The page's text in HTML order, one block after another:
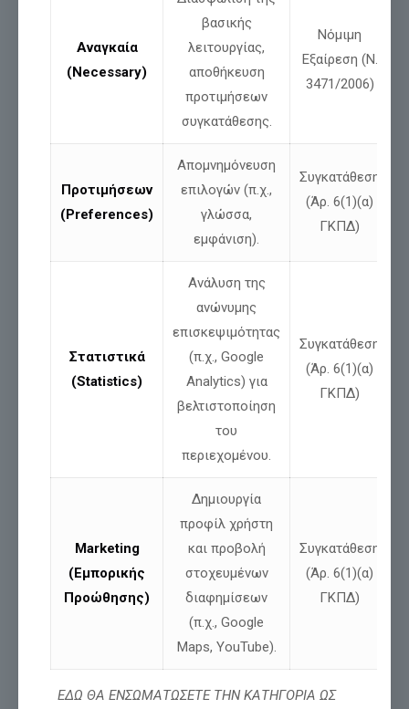
Κίνδυνοι & Προκλήσεις του Ψηφιακού Μετασχηματισμού
Καστοριά — Κυριακή 2/11
Ι. Μονή Αγ. Παρασκευής Βασιλιάδας — Θεία Λειτουργία
16:30 Passenger Café – Συνάντηση Ομιλία: Προσωπικός
Αριθμός & Ελευθερία του Πολίτη
Μοιράσου
Σχετικές αναρτήσεις
Νίκος Παπαδόπουλος: Δήλωση για ψευδές
δημοσίευμα και αποκατάσταση της
αλήθειας
Διαβάστε περισσότερα
Αναγκαία
(Necessary)
βασικής
λειτουργίας,
αποθήκευση
προτιμήσεων
συγκατάθεσης.
Νόμιμη
Εξαίρεση (Ν.
3471/2006)
Προτιμήσεων
(Preferences)
Απομνημόνευση
επιλογών (π.χ.,
γλώσσα,
εμφάνιση).
Συγκατάθεση
(Άρ. 6(1)(α)
ΓΚΠΔ)
Στατιστικά
(Statistics)
Ανάλυση της
ανώνυμης
επισκεψιμότητας
(π.χ., Google
Analytics) για
βελτιστοποίηση
του
περιεχομένου.
Συγκατάθεση
(Άρ. 6(1)(α)
ΓΚΠΔ)
Marketing
(Εμπορικής
Προώθησης)
Δημιουργία
προφίλ χρήστη
και προβολή
στοχευμένων
διαφημίσεων
(π.χ., Google
Maps, YouTube).
Συγκατάθεση
(Άρ. 6(1)(α)
ΓΚΠΔ)
ΕΔΩ ΘΑ ΕΝΣΩΜΑΤΩΣΕΤΕ ΤΗΝ ΚΑΤΗΓΟΡΙΑ ΩΣ